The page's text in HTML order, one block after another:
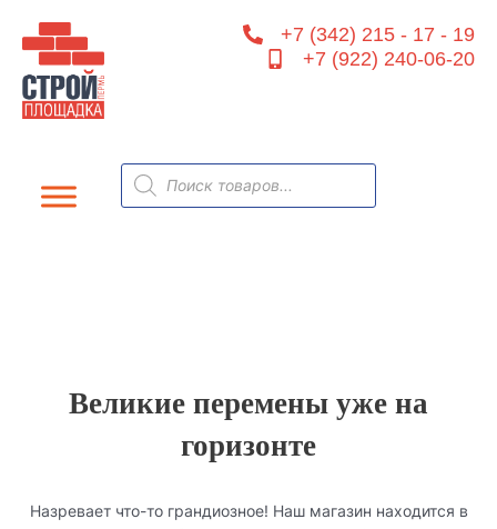
содержимому
+7 (342) 215 - 17 - 19
+7 (922) 240-06-20
Поиск
товаров
Великие перемены уже на
горизонте
Назревает что-то грандиозное! Наш магазин находится в